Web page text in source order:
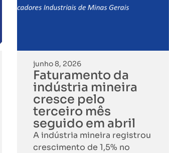
junho 8, 2026
Faturamento da
indústria mineira
cresce pelo
terceiro mês
seguido em abril
A indústria mineira registrou
crescimento de 1,5% no